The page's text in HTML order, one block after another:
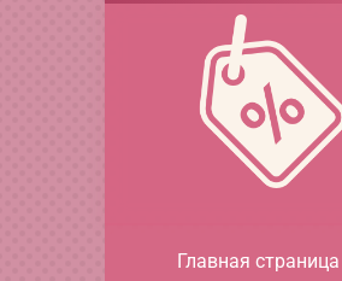
Главная страница